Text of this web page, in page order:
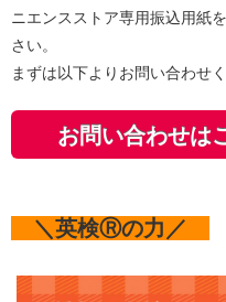
ニエンスストア専用振込用紙
さい。
まずは以下よりお問い合わせ
お問い合わせは
＼英検Ⓡの力／